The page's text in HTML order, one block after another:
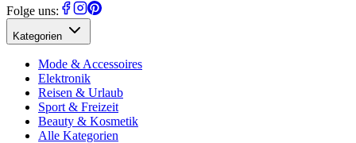
Folge uns:
Kategorien
Mode & Accessoires
Elektronik
Reisen & Urlaub
Sport & Freizeit
Beauty & Kosmetik
Alle Kategorien